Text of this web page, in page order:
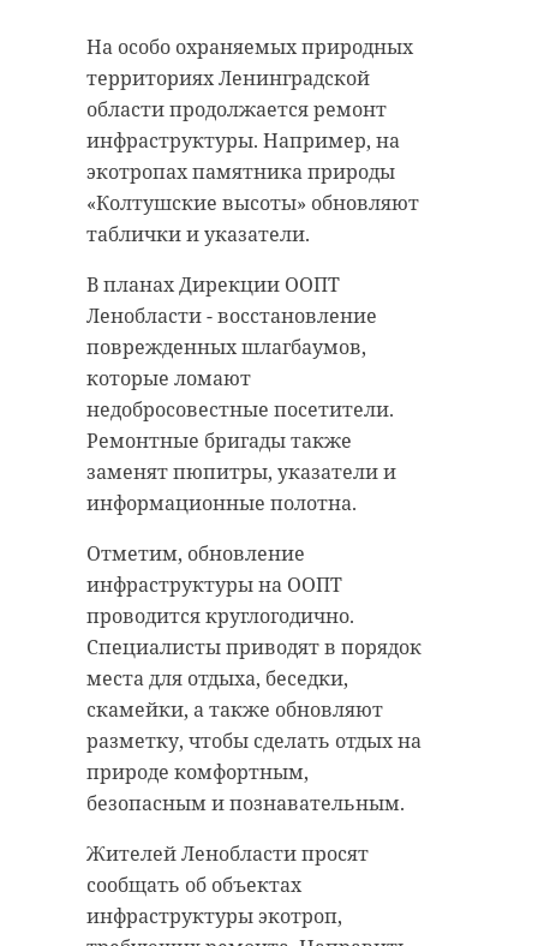
На особо охраняемых природных
территориях Ленинградской
области продолжается ремонт
инфраструктуры. Например, на
экотропах памятника природы
«Колтушские высоты» обновляют
таблички и указатели.
В планах Дирекции ООПТ
Ленобласти - восстановление
поврежденных шлагбаумов,
которые ломают
недобросовестные посетители.
Ремонтные бригады также
заменят пюпитры, указатели и
информационные полотна.
Отметим, обновление
инфраструктуры на ООПТ
проводится круглогодично.
Специалисты приводят в порядок
места для отдыха, беседки,
скамейки, а также обновляют
разметку, чтобы сделать отдых на
природе комфортным,
безопасным и познавательным.
Жителей Ленобласти просят
сообщать об объектах
инфраструктуры экотроп,